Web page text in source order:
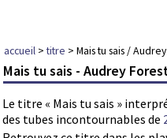
accueil >titre > Mais tu sais /
Mais tu sais - Audrey
Le titre « Mais tu sais »
des tubes incontournables de